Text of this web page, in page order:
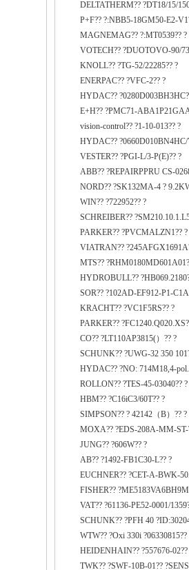
DELTATHERM?? ?DT18/15/
P+F?? ?:NBB5-18GM50-E2-
MAGNEMAG?? ?:MT0539?? ?
VOTECH?? ?DUOTOVO-90/
KNOLL?? ?TG-52/22285?? ?
ENERPAC?? ?VFC-2?? ?
HYDAC??
E+H?? ?PMC71-
vision-control?? ?1-10-013?? ?
HYDAC?? ?0660D010BN4HC/
VESTER?? ?PGI-L/3-P(E)?? ?
ABB?? ?REPAIRPPRU CS-
NORD?? ?SK132MA-4 ?
WIN?? ?722952?? ?
SCHREIBER??
PARKER?? ?PVCMALZN1?? ?
VIATRAN??
MTS??
HYDROBULL??
SOR?? ?102AD-EF912-P1-
KRACHT?? ?VC1F5RS?? ?
PARKER??
CO?? ?LT110AP3815(）?? ?
SCHUNK?? ?UWG-32 350
HYDAC?? ?NO: 714M18,4-
ROLLON?? ?TES-45-03040?? ?
HBM?? ?C16iC3/60T?? ?
SIMPSON?? ? 42142（B）?? ?
MOXA?? ?EDS-208A-MM-ST-
JUNG?? ?606W?? ?
AB?? ?1492-FB1C30-L?? ?
EUCHNER?? ?CET-A-BWK-
FISHER??
VAT?? ?61136-PE52-0001/
SCHUNK?? ?PFH 40
WTW?? ?Oxi 330i ?06330815??
HEIDENHAIN?? ?557676-02??
TWK?? ?SWF-10B-01??